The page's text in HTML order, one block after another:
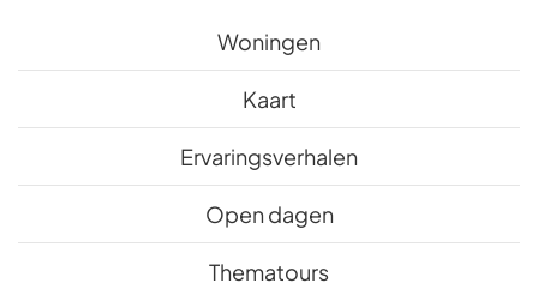
Woningen
Kaart
Ervaringsverhalen
Open dagen
Thematours